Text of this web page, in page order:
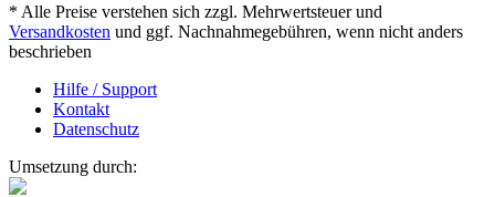
* Alle Preise verstehen sich zzgl. Mehrwertsteuer und
Versandkosten und ggf. Nachnahmegebühren, wenn nicht anders
beschrieben
Hilfe / Support
Kontakt
Datenschutz
Umsetzung durch: